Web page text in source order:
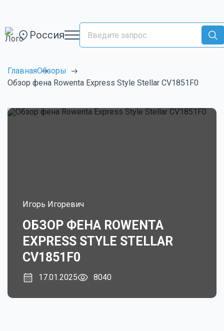
Россия
ГлавнаяОбзоры
Обзор фена Rowenta Express Style Stellar CV1851F0
Игорь Игоревич
ОБЗОР ФЕНА ROWENTA
EXPRESS STYLE STELLAR
CV1851F0
17.01.2025 8040